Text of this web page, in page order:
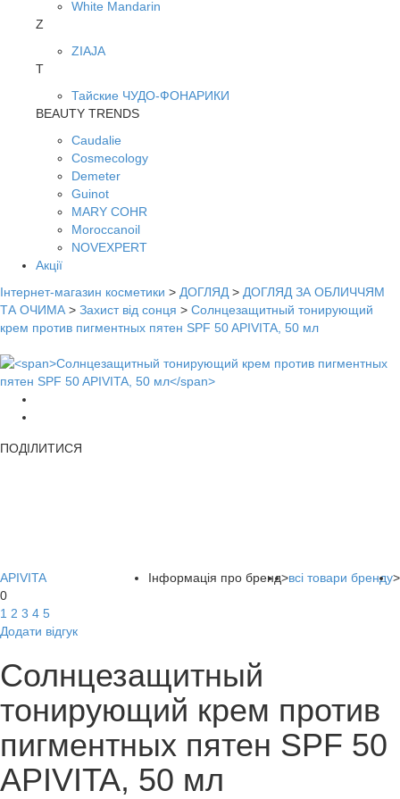
White Mandarin
Z
ZIAJA
Т
Тайские ЧУДО-ФОНАРИКИ
BEAUTY TRENDS
Caudalie
Cosmecology
Demeter
Guinot
MARY COHR
Moroccanoil
NOVEXPERT
Акції
Інтернет-магазин косметики > ДОГЛЯД > ДОГЛЯД ЗА ОБЛИЧЧЯМ
ТА ОЧИМА > Захист від сонця > Солнцезащитный тонирующий
крем против пигментных пятен SPF 50 APIVITA, 50 мл
ПОДІЛИТИСЯ
Інформація про бренд>всі товари бренду>
APIVITA
0
1 2 3 4 5
Додати відгук
Солнцезащитный
тонирующий крем против
пигментных пятен SPF 50
APIVITA, 50 мл